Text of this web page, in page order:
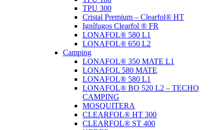
TPU 300
Cristal Premium – Clearfol® HT
Ignífugos Clearfol ® FR
LONAFOL® 580 L1
LONAFOL® 650 L2
Camping
LONAFOL® 350 MATE L1
LONAFOL 580 MATE
LONAFOL® 580 L1
LONAFOL® BO 520 L2 – TECHO
CAMPING
MOSQUITERA
CLEARFOL® HT 300
CLEARFOL® ST 400